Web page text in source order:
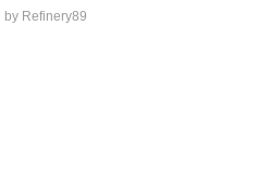
by Refinery89